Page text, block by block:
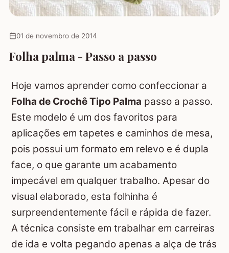
01 de novembro de 2014
Folha palma - Passo a passo
Hoje vamos aprender como confeccionar a
Folha de Crochê Tipo Palma passo a passo.
Este modelo é um dos favoritos para
aplicações em tapetes e caminhos de mesa,
pois possui um formato em relevo e é dupla
face, o que garante um acabamento
impecável em qualquer trabalho. Apesar do
visual elaborado, esta folhinha é
surpreendentemente fácil e rápida de fazer.
A técnica consiste em trabalhar em carreiras
de ida e volta pegando apenas a alça de trás